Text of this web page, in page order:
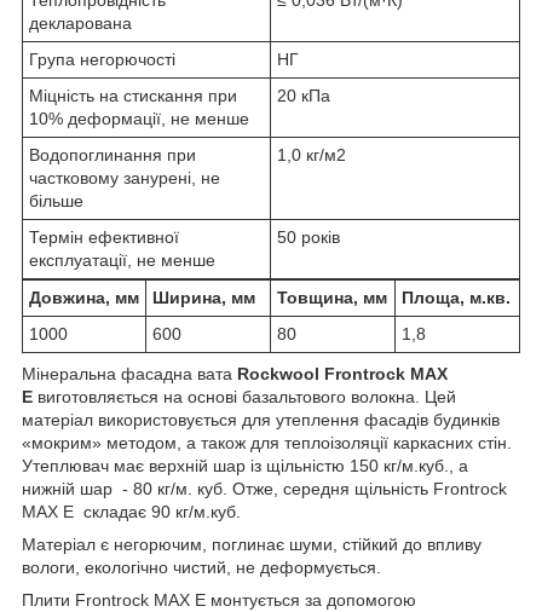
декларована
Група негорючості
НГ
Міцність на стискання при
10% деформації, не менше
20 кПа
Водопоглинання при
частковому занурені, не
більше
1,0 кг/м2
Термін ефективної
експлуатації, не менше
50 років
Довжина, мм Ширина, мм Товщина, мм
Площа, м.кв.
1000
600 80 1,8
Мінеральна фасадна вата Rockwool Frontrock MAX
E виготовляється на основі базальтового волокна. Цей
матеріал використовується для утеплення фасадів будинків
«мокрим» методом, а також для теплоізоляції каркасних стін.
Утеплювач має верхній шар із щільністю 150 кг/м.куб., а
нижній шар - 80 кг/м. куб. Отже, середня щільність Frontrock
MAX E складає 90 кг/м.куб.
Матеріал є негорючим, поглинає шуми, стійкий до впливу
вологи, екологічно чистий, не деформується.
Плити Frontrock MAX E монтується за допомогою